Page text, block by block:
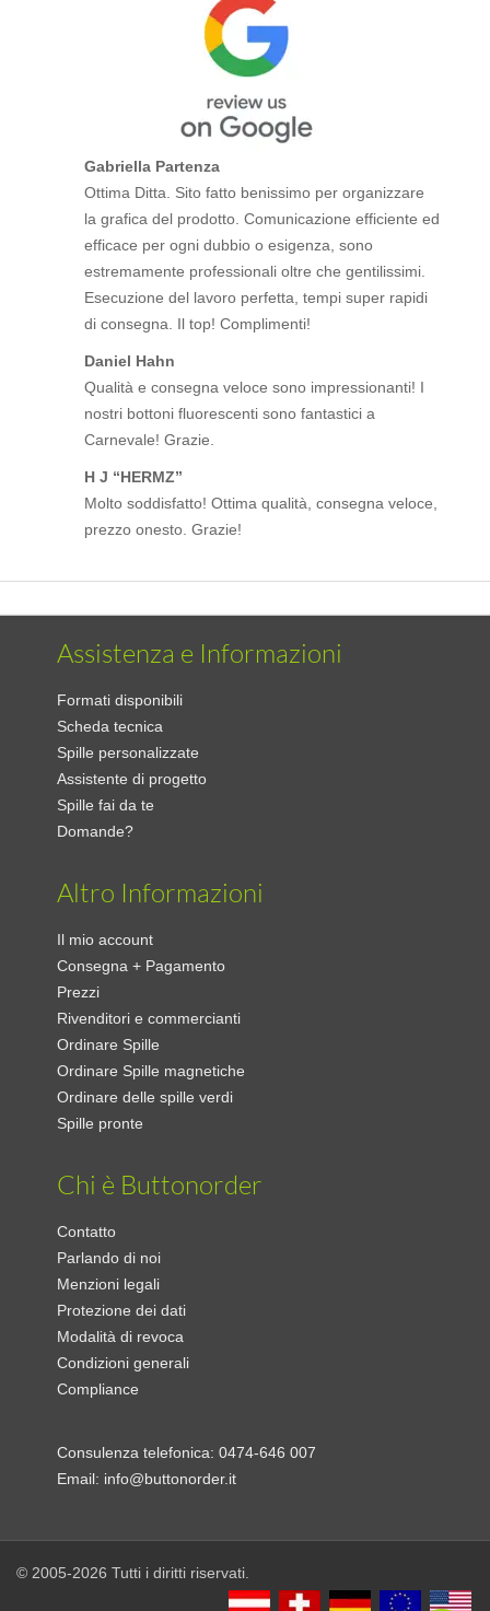
Gabriella Partenza
Ottima Ditta. Sito fatto benissimo per organizzare
la grafica del prodotto. Comunicazione efficiente ed
efficace per ogni dubbio o esigenza, sono
estremamente professionali oltre che gentilissimi.
Esecuzione del lavoro perfetta, tempi super rapidi
di consegna. Il top! Complimenti!
Daniel Hahn
Qualità e consegna veloce sono impressionanti! I
nostri bottoni fluorescenti sono fantastici a
Carnevale! Grazie.
H J “HERMZ”
Molto soddisfatto! Ottima qualità, consegna veloce,
prezzo onesto. Grazie!
Assistenza e Informazioni
Formati disponibili
Scheda tecnica
Spille personalizzate
Assistente di progetto
Spille fai da te
Domande?
Altro Informazioni
Il mio account
Consegna + Pagamento
Prezzi
Rivenditori e commercianti
Ordinare Spille
Ordinare Spille magnetiche
Ordinare delle spille verdi
Spille pronte
Chi è Buttonorder
Contatto
Parlando di noi
Menzioni legali
Protezione dei dati
Modalità di revoca
Condizioni generali
Compliance
Consulenza telefonica:0474-646 007
Email: info@buttonorder.it
© 2005-2026 Tutti i diritti riservati.